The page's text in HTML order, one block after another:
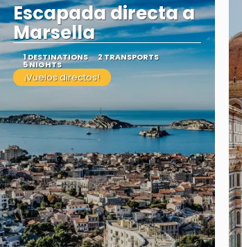
Escapada directa a
Marsella
1 DESTINATIONS 2 TRANSPORTS
5 NIGHTS
¡Vuelos directos!